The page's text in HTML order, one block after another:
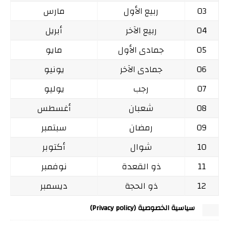
03
ربيع الأول
مارس
04
ربيع الآخر
أبريل
05
جمادى الأول
مايو
06
جمادى الآخر
يونيو
07
رجب
يوليو
08
شعبان
أغسطس
09
رمضان
سبتمبر
10
شوال
أكتوبر
11
ذو القعدة
نوفمبر
12
ذو الحجة ديسمبر
سياسية الخصوصية (Privacy policy)